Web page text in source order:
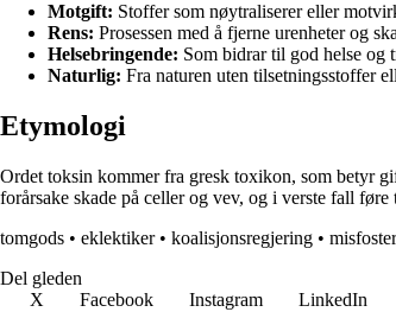
Motgift: Stoffer som nøytraliserer eller
Rens: Prosessen med å fjerne urenheter og
Helsebringende: Som bidrar til god helse og
Naturlig: Fra naturen uten tilsetningsstoffer
Etymologi
Ordet toksin kommer fra gresk toxikon, som betyr
forårsake skade på celler og vev, og i verste fall
tomgods • eklektiker• koalisjonsregjering • misfoster
Del gleden
X
Facebook Instagram LinkedIn